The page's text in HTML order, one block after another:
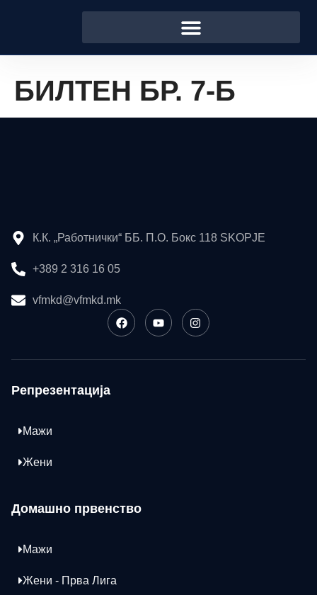
БИЛТЕН БР. 7-Б
К.К. „Работнички“ ББ. П.О. Бокс 118 SKOPJE
+389 2 316 16 05
vfmkd@vfmkd.mk
Репрезентација
Мажи
Жени
Домашно првенство
Мажи
Жени - Прва Лига